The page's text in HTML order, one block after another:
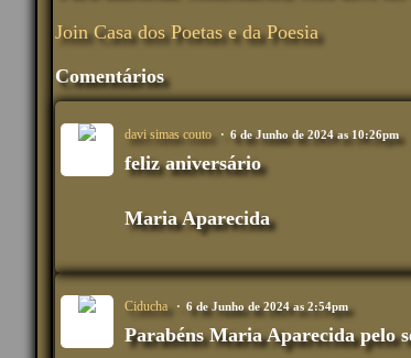
Join Casa dos Poetas e da Poesia
Comentários
davi simas couto 6 de Junho de 2024 as 10:26pm
feliz aniversário
Maria Aparecida
Ciducha 6 de Junho de 2024 as 2:54pm
Parabéns Maria Aparecida pelo